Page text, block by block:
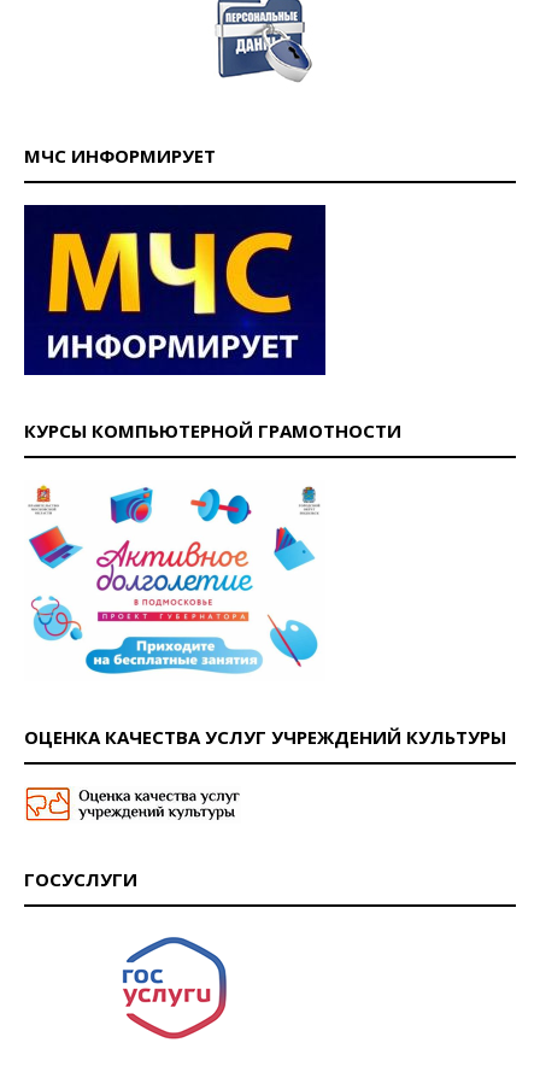
МЧС ИНФОРМИРУЕТ
КУРСЫ КОМПЬЮТЕРНОЙ ГРАМОТНОСТИ
ОЦЕНКА КАЧЕСТВА УСЛУГ УЧРЕЖДЕНИЙ КУЛЬТУРЫ
ГОСУСЛУГИ